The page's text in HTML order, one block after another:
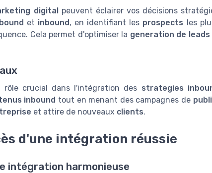
digitalpeuvent éclairer vos décisions
et inbound, en identifiant les prospects les
Cela permet d'optimiser la generation de leads
rôle crucial dans l'intégration des strategies
inbound tout en menant des campagnes de
et attire de nouveaux clients.
d'une intégration réussie
intégration harmonieuse